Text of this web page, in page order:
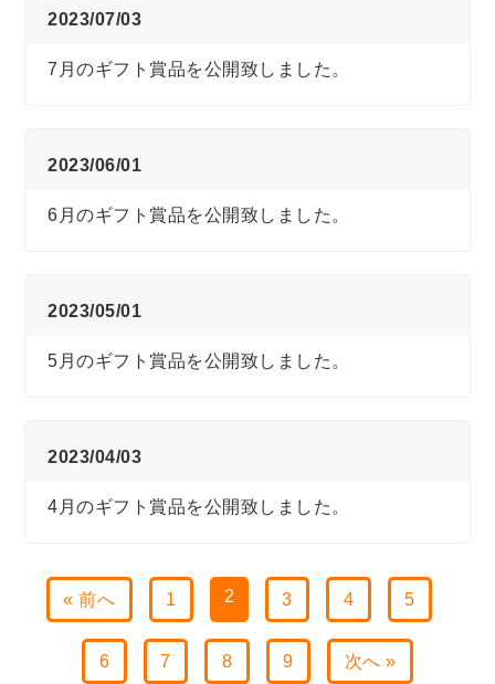
2023/07/03
7月のギフト賞品を公開致しました。
2023/06/01
6月のギフト賞品を公開致しました。
2023/05/01
5月のギフト賞品を公開致しました。
2023/04/03
4月のギフト賞品を公開致しました。
« 前へ 1 2 3 4 5
6 7 8 9 次へ »